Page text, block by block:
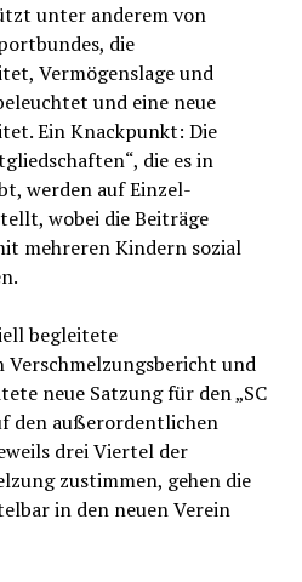
unter anderem von
die
Vermögenslage und
und eine neue
Ein Knackpunkt: Die
die es in
werden auf Einzel-
wobei die Beiträge
mehreren Kindern sozial
begleitete
Verschmelzungsbericht und
neue Satzung für den „SC
den außerordentlichen
drei Viertel der
zustimmen, gehen die
in den neuen Verein